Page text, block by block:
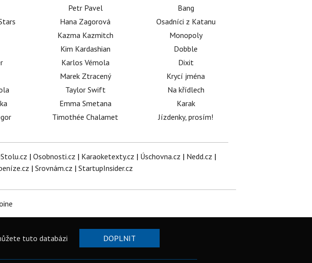
Petr Pavel
Hana Zagorová
Kazma Kazmitch
Kim Kardashian
Karlos Vémola
Marek Ztracený
Taylor Swift
Emma Smetana
Timothée Chalamet
Bang
Osadníci z Katanu
Monopoly
Dobble
Dixit
Krycí jména
Na křídlech
Karak
Jízdenky, prosím!
| Osobnosti.cz | Karaoketexty.cz | Úschovna.cz | Nedd.cz |
| Srovnám.cz | StartupInsider.cz
tuto databázi DOPLNIT